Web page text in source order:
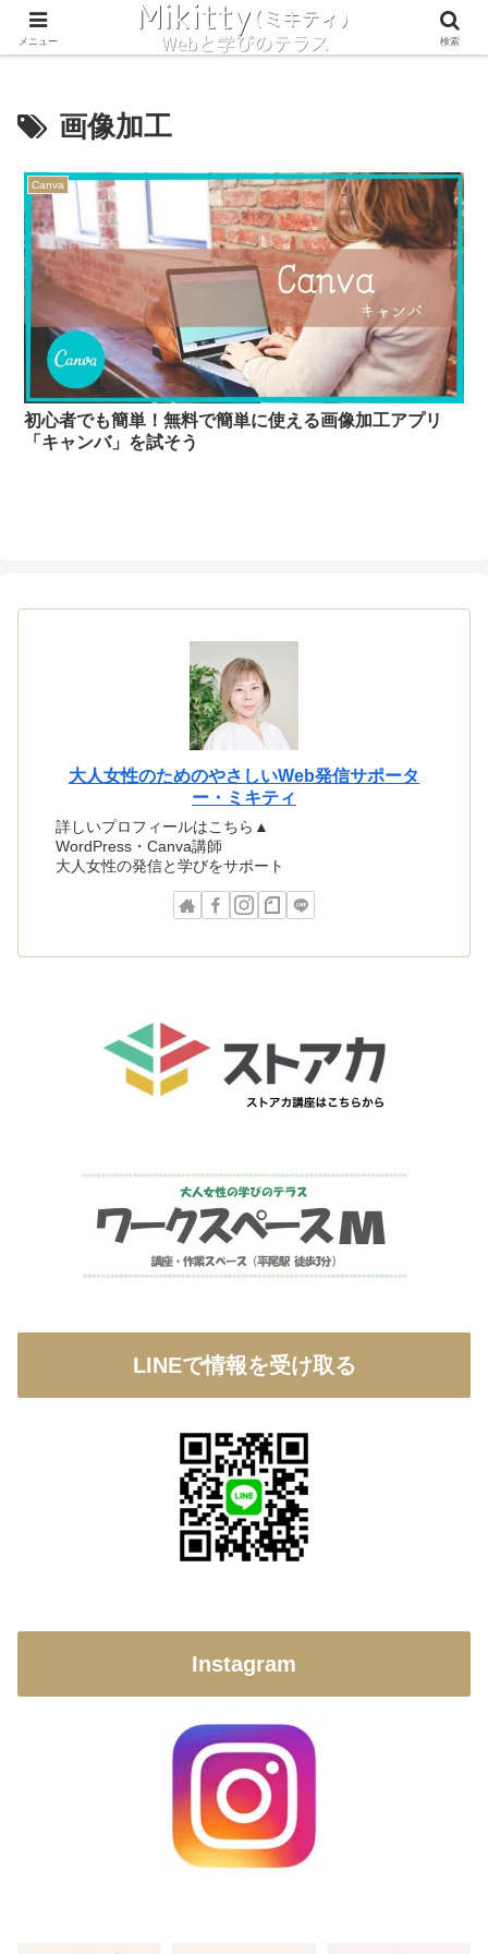
Concept Service
画像加工
Canva
初心者でも簡単！無料で簡単に使える画像加工アプリ
「キャンバ」を試そう
大人女性のためのやさしいWeb発信サポータ
ー・ミキティ
詳しいプロフィールはこちら▲
WordPress・Canva講師
大人女性の発信と学びをサポート
LINEで情報を受け取る
Instagram
メニュー 検索